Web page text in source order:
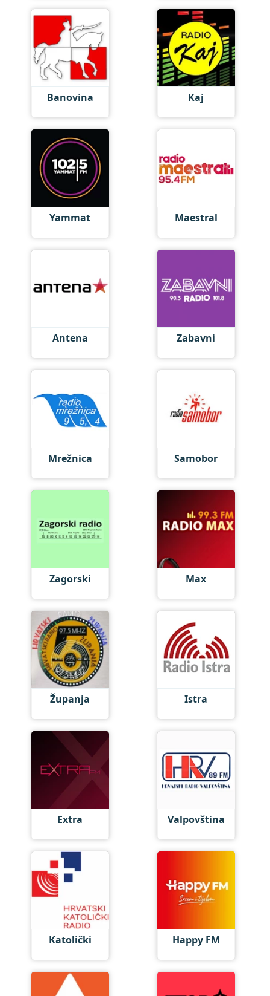
Banovina Kaj
Yammat Maestral
Antena Zabavni
Mrežnica Samobor
Zagorski Max
Županja Istra
Extra Valpovština
Katolički Happy FM